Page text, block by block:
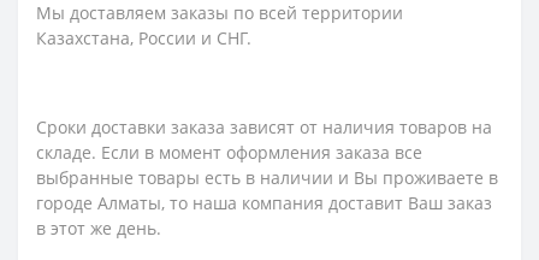
Мы доставляем заказы по всей территории
Казахстана, России и СНГ.
Сроки доставки заказа зависят от наличия товаров на
складе. Если в момент оформления заказа все
выбранные товары есть в наличии и Вы проживаете в
городе Алматы, то наша компания доставит Ваш заказ
в этот же день.